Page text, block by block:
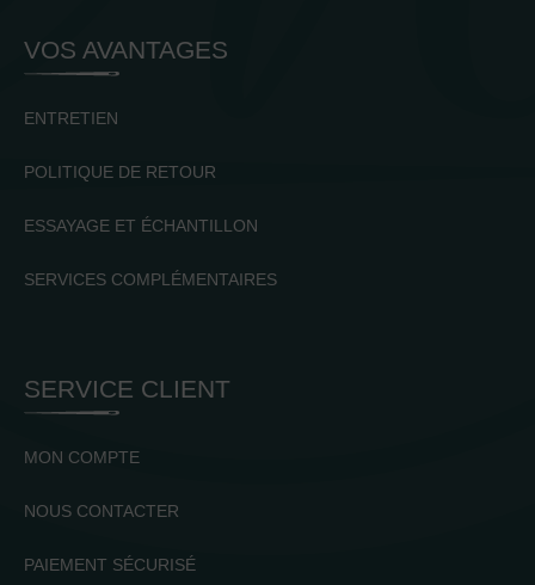
VOS AVANTAGES
ENTRETIEN
POLITIQUE DE RETOUR
ESSAYAGE ET ÉCHANTILLON
SERVICES COMPLÉMENTAIRES
SERVICE CLIENT
MON COMPTE
NOUS CONTACTER
PAIEMENT SÉCURISÉ